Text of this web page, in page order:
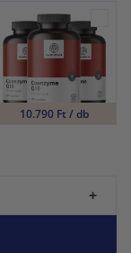
10.790 Ft / db
+